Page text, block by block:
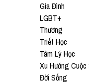
Gia Đình
LGBT+
Thương
Triết Học
Tâm Lý Học
Xu Hướng Cuộc
Đời Sống